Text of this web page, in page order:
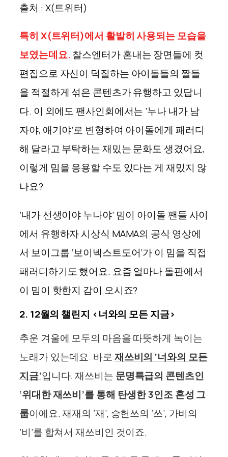
출처 : X(트위터)
특히 X(트위터)에서 활발히 사용되는 모습을
보였는데요.찰스엔터가 혼내는 장면들에 컷
편집으로 자신이 덕질하는 아이돌들의 짤들
을 적절하게 섞은 콘텐츠가 유행하고 있답니
다. 이 외에도 팬사인회에서는 ‘누나 내가 남
자야, 애기야’로 변형하여 아이돌에게 패러디
해 달라고 부탁하는 재밌는 문화도 생겼어요,
이렇게 밈을 응용할 수도 있다는 게 재밌지 않
나요?
‘내가 선생이야 누나야’ 밈이 아이돌 팬들 사이
에서 유행하자 시상식 MAMA의 공식 영상에
서 보이그룹 ‘보이넥스트도어’가 이 밈을 직접
패러디하기도 했어요. 요즘 얼마나 돌판에서
이 밈이 핫한지 감이 오시죠?
2. 12월의 챌린지 <너와의 모든 지금>
추운 겨울에 모두의 마음을 따뜻하게 녹이는
노래가 있는데요. 바로재쓰비의 ‘너와의 모든
지금’입니다.재쓰비는 문명특급의 콘텐츠인
‘위대한 재쓰비’를 통해 탄생한 3인조 혼성 그
룹이에요. 재재의 ‘재’, 승헌쓰의 ‘쓰’, 가비의
‘비’를 합쳐서 재쓰비인 것이죠.